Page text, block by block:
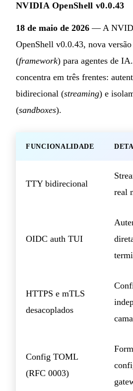
NVIDIA OpenShell v0.0.43
18 de maio de 2026 — A
OpenShell v0.0.43, nova
(framework) para agentes de
concentra em três frentes:
bidirecional (streaming) e
(sandboxes).
FUNCIONALIDADE
TTY bidirecional
real
OIDC auth TUI
HTTPS e mTLS
desacoplados
Config TOML
(RFC 0003)